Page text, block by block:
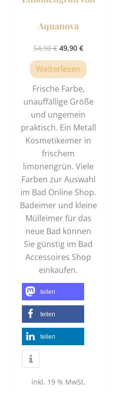
Aquanova
54,90€ 49,90 €
Weiterlesen
Frische Farbe,
unauffällige Größe
und ungemein
praktisch. Ein Metall
Kosmetikeimer in
frischem
limonengrün. Viele
Farben zur Auswahl
im Bad Online Shop.
Badeimer und kleine
Mülleimer für das
neue Bad können
Sie günstig im Bad
Accessoires Shop
einkaufen.
teilen
teilen
teilen
inkl. 19 % MwSt.